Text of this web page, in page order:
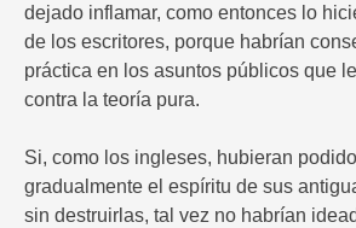
dejado inflamar, como entonces lo
de los escritores, porque habrían
práctica en los asuntos públicos que
contra la teoría pura.
Si, como los ingleses, hubieran
gradualmente el espíritu de sus
sin destruirlas, tal vez no habrían